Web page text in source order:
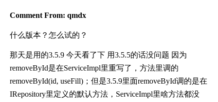
Comment From: qmdx
什么版本？怎么试的？
那天是用的3.5.9 今天看了下 用3.5.5的话没问题 因为
removeById是在ServiceImpl里重写了，方法里调的
removeById(id, useFill)；但是3.5.9里面removeById调的是在
IRepository里定义的默认方法，ServiceImpl里啥方法都没